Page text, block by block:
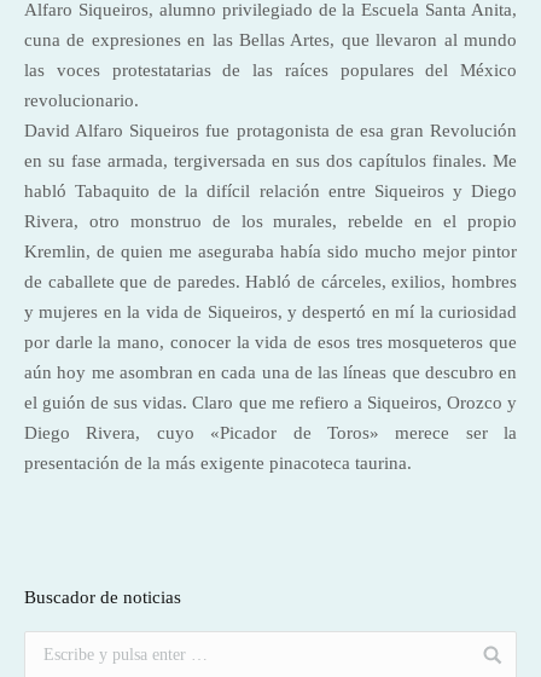
Alfaro Siqueiros, alumno privilegiado de la Escuela Santa Anita,
cuna de expresiones en las Bellas Artes, que llevaron al mundo
las voces protestatarias de las raíces populares del México
revolucionario.
David Alfaro Siqueiros fue protagonista de esa gran Revolución
en su fase armada, tergiversada en sus dos capítulos finales. Me
habló Tabaquito de la difícil relación entre Siqueiros y Diego
Rivera, otro monstruo de los murales, rebelde en el propio
Kremlin, de quien me aseguraba había sido mucho mejor pintor
de caballete que de paredes. Habló de cárceles, exilios, hombres
y mujeres en la vida de Siqueiros, y despertó en mí la curiosidad
por darle la mano, conocer la vida de esos tres mosqueteros que
aún hoy me asombran en cada una de las líneas que descubro en
el guión de sus vidas. Claro que me refiero a Siqueiros, Orozco y
Diego Rivera, cuyo «Picador de Toros» merece ser la
presentación de la más exigente pinacoteca taurina.
Buscador de noticias